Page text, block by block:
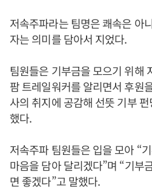
저속주파라는 팀명은 쾌속은 아
자는 의미를 담아서 지었다.
팀원들은 기부금을 모으기 위해
팜 트레일워커를 알리면서 후원
사의 취지에 공감해 선뜻 기부
했다.
저속주파 팀원들은 입을 모아 “
마음을 담아 달리겠다”며 “기부
면 좋겠다”고 말했다.